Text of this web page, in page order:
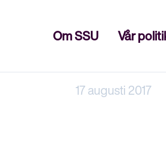
Om SSU Vår
17 augusti 2017